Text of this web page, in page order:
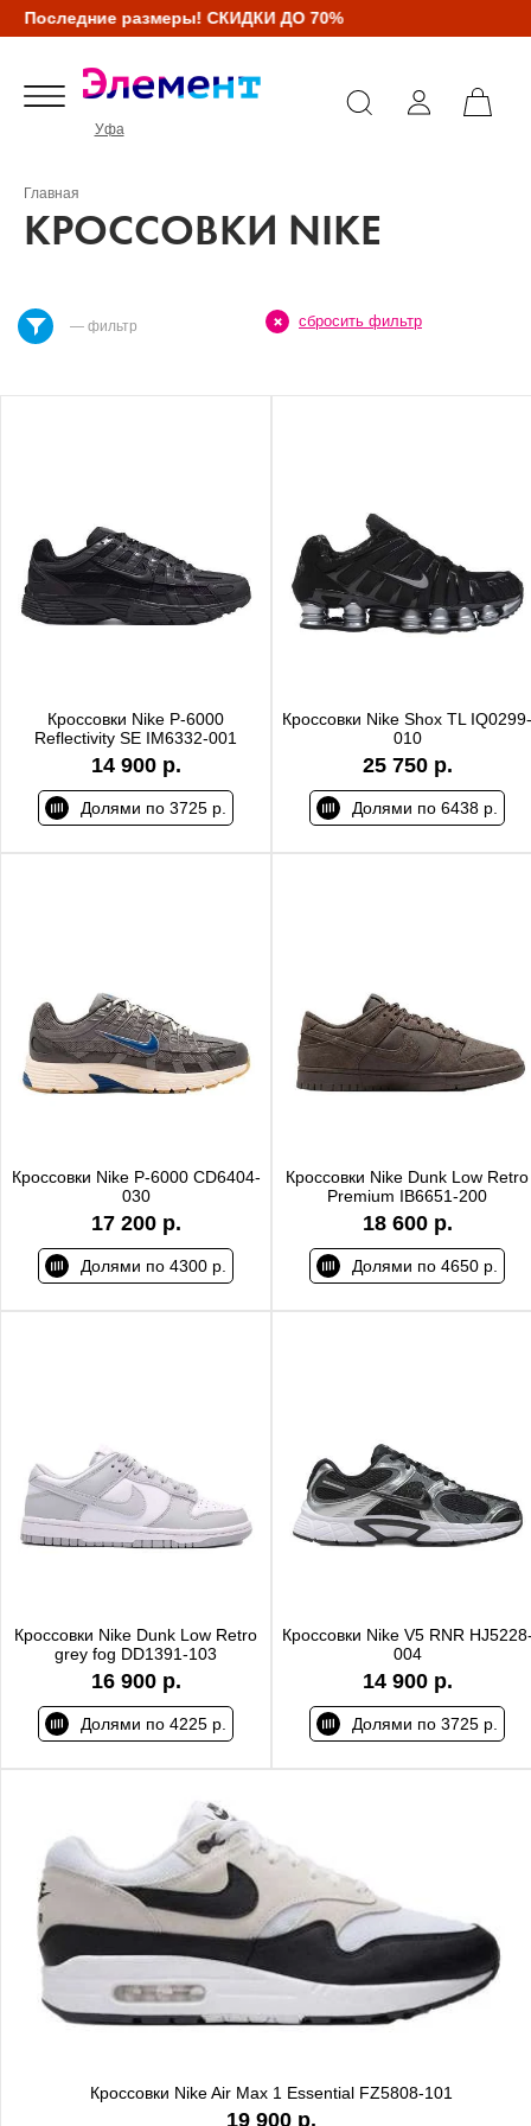
Последние размеры! СКИДКИ ДО 70%
Уфа
Главная
КРОССОВКИ NIKE
— фильтр сбросить фильтр
Кроссовки Nike P-6000
Reflectivity SE IM6332-001
14 900 р.
Долями по 3725 р.
Кроссовки Nike Shox TL IQ0299-
010
25 750 р.
Долями по 6438 р.
Кроссовки Nike P-6000 CD6404-
030
17 200 р.
Долями по 4300 р.
Кроссовки Nike Dunk Low Retro
Premium IB6651-200
18 600 р.
Долями по 4650 р.
Кроссовки Nike Dunk Low Retro
grey fog DD1391-103
16 900 р.
Долями по 4225 р.
Кроссовки Nike V5 RNR
004
14 900 р.
Долями по 3725 р.
Кроссовки Nike Air Max 1 Essential FZ5808-101
19 900 р.